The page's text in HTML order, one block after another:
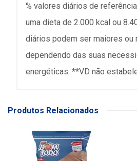
% valores diários de
uma dieta de 2.000 kcal ou
diários podem ser maiores ou
dependendo das suas
energéticas. **VD não
Produtos Relacionados